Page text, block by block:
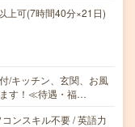
可(7時間40分×21日)
/キッチン、玄関、お風
ます！≪待遇・福…
ンスキル不要 / 英語力